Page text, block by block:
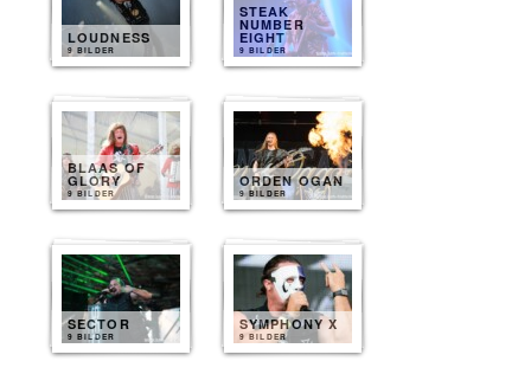
LOUDNESS
9 BILDER
STEAK
NUMBER
EIGHT
9 BILDER
BLAAS OF
GLORY
9 BILDER
ORDEN OGAN
9 BILDER
SECTOR
9 BILDER
SYMPHONY X
9 BILDER